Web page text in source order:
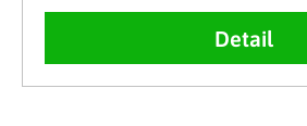
Detail